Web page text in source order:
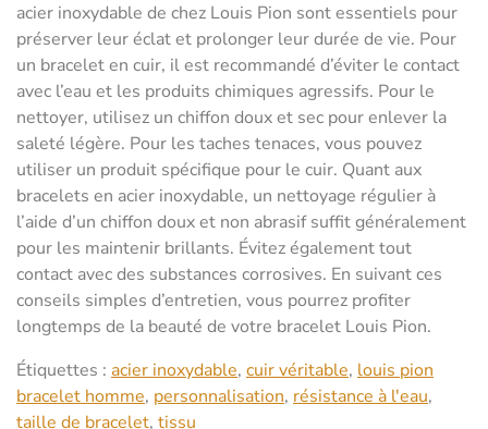
acier inoxydable de chez Louis Pion sont essentiels pour
préserver leur éclat et prolonger leur durée de vie. Pour
un bracelet en cuir, il est recommandé d’éviter le contact
avec l’eau et les produits chimiques agressifs. Pour le
nettoyer, utilisez un chiffon doux et sec pour enlever la
saleté légère. Pour les taches tenaces, vous pouvez
utiliser un produit spécifique pour le cuir. Quant aux
bracelets en acier inoxydable, un nettoyage régulier à
l’aide d’un chiffon doux et non abrasif suffit généralement
pour les maintenir brillants. Évitez également tout
contact avec des substances corrosives. En suivant ces
conseils simples d’entretien, vous pourrez profiter
longtemps de la beauté de votre bracelet Louis Pion.
Étiquettes : acier inoxydable, cuir véritable, louis pion
bracelet homme, personnalisation, résistance à l'eau,
taille de bracelet, tissu